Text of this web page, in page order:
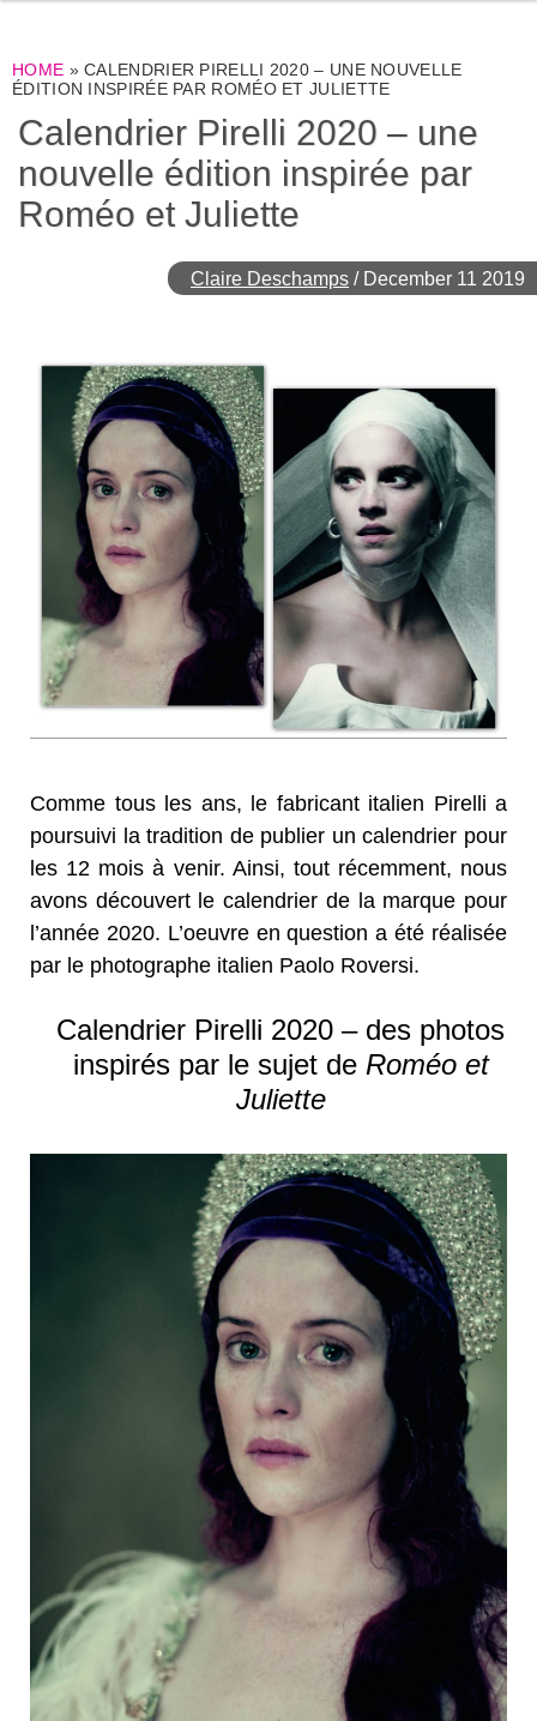
HOME »CALENDRIER PIRELLI 2020 – UNE NOUVELLE
ÉDITION INSPIRÉE PAR ROMÉO ET JULIETTE
Calendrier Pirelli 2020 – une
nouvelle édition inspirée par
Roméo et Juliette
Claire Deschamps / December 11 2019
Comme tous les ans, le fabricant italien Pirelli a
poursuivi la tradition de publier un calendrier pour
les 12 mois à venir. Ainsi, tout récemment, nous
avons découvert le calendrier de la marque pour
l’année 2020. L’oeuvre en question a été réalisée
par le photographe italien Paolo Roversi.
Calendrier Pirelli 2020 – des photos
inspirés par le sujet de Roméo et
Juliette